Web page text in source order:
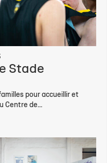
Stade
pour accueillir et
Centre de...